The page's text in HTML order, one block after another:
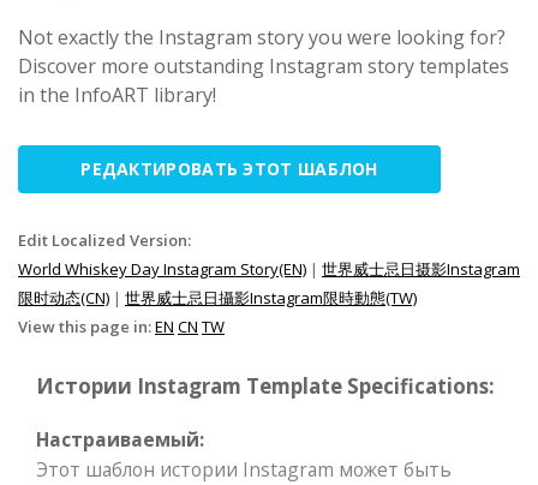
Not exactly the Instagram story you were looking for?
Discover more outstanding Instagram story templates
in the InfoART library!
РЕДАКТИРОВАТЬ ЭТОТ ШАБЛОН
Edit Localized Version:
World Whiskey Day Instagram Story(EN) | 世界威士忌日摄影Instagram
限时动态(CN) | 世界威士忌日攝影Instagram限時動態(TW)
View this page in:EN CN TW
Истории Instagram Template Specifications:
Настраиваемый:
Этот шаблон истории Instagram может быть